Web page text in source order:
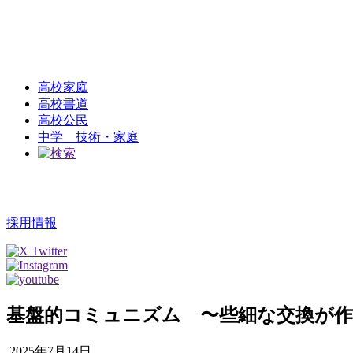
高校家庭
高校書道
高校公民
中学 技術・家庭
採用情報
基盤的コミュニズム 〜些細な交換が